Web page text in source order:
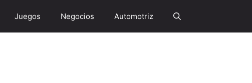
Juegos Negocios Automotriz